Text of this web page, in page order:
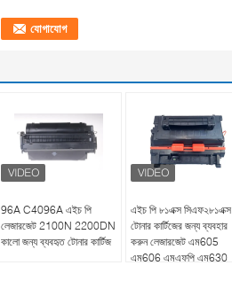
96A C4096A এইচ পি
লেজারজেট 2100N 2200DN
কালো জন্য ব্যবহৃত টোনার কার্টিজ
এইচ পি ৮১এক্স সিএফ২৮১এক্স
টোনার কার্টিজের জন্য ব্যবহার
করুন লেজারজেট এম605
এম606 এমএফপি এম630